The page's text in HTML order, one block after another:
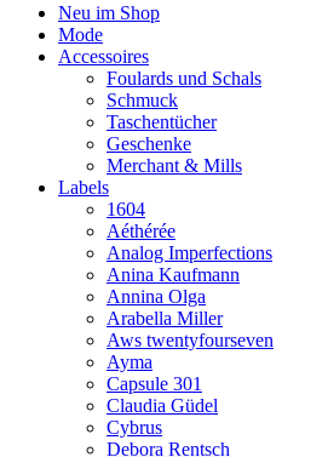
Neu im Shop
Mode
Accessoires
Foulards und Schals
Schmuck
Taschentücher
Geschenke
Merchant & Mills
Labels
1604
Aéthérée
Analog Imperfections
Anina Kaufmann
Annina Olga
Arabella Miller
Aws twentyfourseven
Ayma
Capsule 301
Claudia Güdel
Cybrus
Debora Rentsch